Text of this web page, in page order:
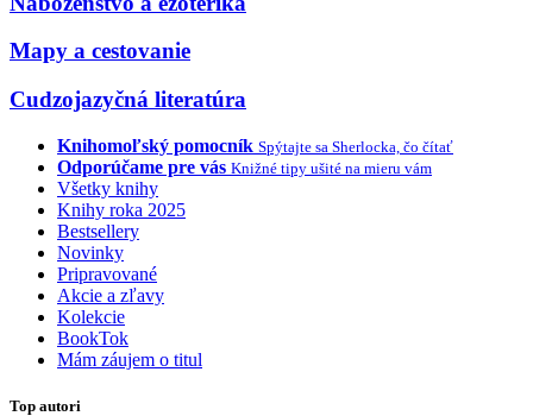
Mapy a cestovanie
Cudzojazyčná literatúra
Knihomoľský pomocník Spýtajte sa Sherlocka, čo čítať
Odporúčame pre vás Knižné tipy ušité na mieru vám
Všetky knihy
Knihy roka 2025
Bestsellery
Novinky
Pripravované
Akcie a zľavy
Kolekcie
BookTok
Mám záujem o titul
Top autori